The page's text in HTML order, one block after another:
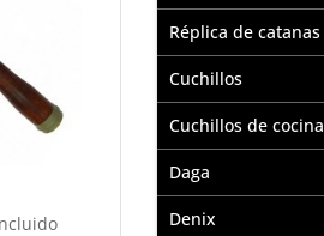
Réplica de catanas
Cuchillos
Cuchillos de cocina
Daga
Denix